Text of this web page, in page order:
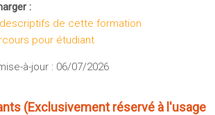
:
de cette formation
pour étudiant
à-jour : 06/07/2026
(Exclusivement réservé à l'usage